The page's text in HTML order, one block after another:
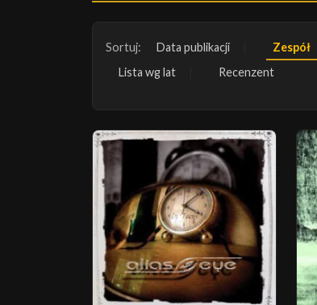
Sortuj: Data publikacji Zespół
Lista wg lat
Recenzent